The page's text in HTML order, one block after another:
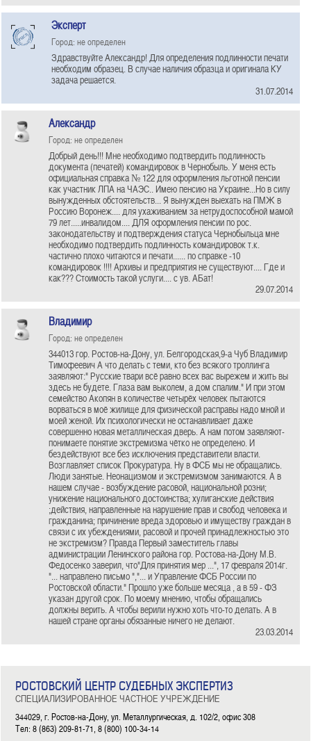
Эксперт
Город: не определен
Здравствуйте Александр! Для определения подлинности печати
необходим образец. В случае наличия образца и оригинала КУ
задача решается.
31.07.2014
Александр
Город: не определен
Добрый день!!! Мне необходимо подтвердить подлинность
документа (печатей) командировок в Чернобыль. У меня есть
официальная справка № 122 для оформления льготной пенсии
как участник ЛПА на ЧАЭС.. Имею пенсию на Украине...Но в силу
вынужденных обстоятельств... Я вынужден выехать на ПМЖ в
Россию Воронеж.... для ухаживанием за нетрудоспособной мамой
79 лет.....инвалидом.... ДЛЯ оформления пенсии по рос.
законодательству и подтверждения статуса Чернобыльца мне
необходимо подтвердить подлинность командировок т.к.
частично плохо читаются и печати...... по справке -10
командировок !!!! Архивы и предприятия не существуют.... Где и
как??? Стоимость такой услуги.... с ув. АБат!
29.07.2014
Владимир
Город: не определен
344013 гор. Ростов-на-Дону, ул. Белгородская,9-а Чуб Владимир
Тимофеевич А что делать с теми, кто без всякого троллинга
заявляют:" Русские твари всё равно всех вас вырежем и жить вы
здесь не будете. Глаза вам выколем, а дом спалим." И при этом
семейство Акопян в количестве четырёх человек пытаются
ворваться в моё жилище для физической расправы надо мной и
моей женой. Их психологически не останавливает даже
совершенно новая металлическая дверь. А нам потом заявляют-
понимаете понятие экстремизма чётко не определено. И
бездействуют все без исключения представители власти.
Возглавляет список Прокуратура. Ну в ФСБ мы не обращались.
Люди занятые. Неонацизмом и экстремизмом занимаются. А в
нашем случае - возбуждение расовой, национальной розни;
унижение национального достоинства; хулиганские действия
;действия, направленные на нарушение прав и свобод человека и
гражданина; причинение вреда здоровью и имуществу граждан в
связи с их убеждениями, расовой и прочей принадлежностью это
не экстремизм? Правда Первый заместитель главы
администрации Ленинского района гор. Ростова-на-Дону М.В.
Федосенко заверил, что"Для принятия мер ...", 17 февраля 2014г.
"... направлено письмо ","... и Управление ФСБ России по
Ростовской области." Прошло уже больше месяца , а в 59 - ФЗ
указан другой срок. По моему мнению, чтобы обращались
должны верить. А чтобы верили нужно хоть что-то делать. А в
нашей стране органы обязанные ничего не делают.
23.03.2014
РОСТОВСКИЙ ЦЕНТР СУДЕБНЫХ ЭКСПЕРТИЗ
СПЕЦИАЛИЗИРОВАННОЕ ЧАСТНОЕ УЧРЕЖДЕНИЕ
344029, г. Ростов-на-Дону, ул. Металлургическая, д. 102/2, офис 308
Тел: 8 (863) 209-81-71, 8 (800) 100-34-14